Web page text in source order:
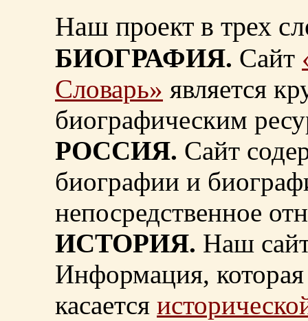
Наш проект в трех
БИОГРАФИЯ. Сайт
Словарь» является
биографическим
РОССИЯ. Сайт
биографии и
непосредственное
ИСТОРИЯ. Наш
Информация, которая
касается